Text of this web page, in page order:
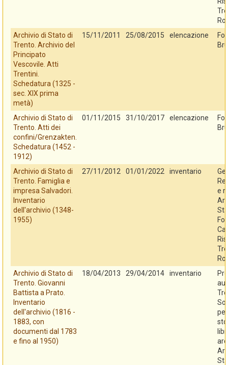
Archivio di Stato di
Trento. Archivio del
Principato
Vescovile. Atti
Trentini.
Schedatura (1325 -
sec. XIX prima
metà)
15/11/2011 25/08/2015 elencazione
Archivio di Stato di
Trento. Atti dei
confini/Grenzakten.
Schedatura (1452 -
1912)
01/11/2015 31/10/2017 elencazione
Archivio di Stato di
Trento. Famiglia e
impresa Salvadori.
Inventario
dell'archivio (1348-
1955)
27/11/2012 01/01/2022 inventario
e
Archivio di Stato di
Trento. Giovanni
Battista a Prato.
Inventario
dell'archivio (1816 -
1883, con
documenti dal 1783
e fino al 1950)
18/04/2013 29/04/2014 inventario